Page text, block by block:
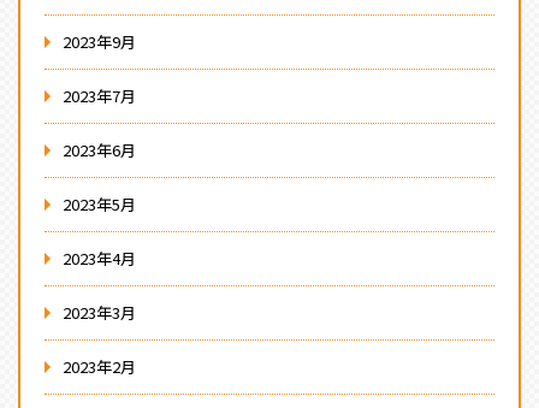
2023年9月
2023年7月
2023年6月
2023年5月
2023年4月
2023年3月
2023年2月